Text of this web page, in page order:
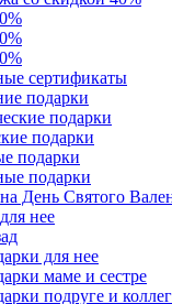
сертификаты
подарки
подарки
подарки
подарки
подарки
День Святого
нее
для нее
маме и сестре
подруге и